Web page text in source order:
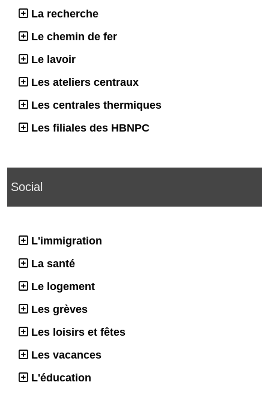
La recherche
Le chemin de fer
Le lavoir
Les ateliers centraux
Les centrales thermiques
Les filiales des HBNPC
Social
L'immigration
La santé
Le logement
Les grèves
Les loisirs et fêtes
Les vacances
L'éducation